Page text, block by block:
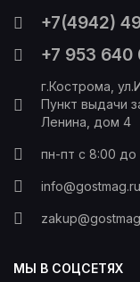
+7(4942)
+7 953 640
г.Кострома,
Пункт выдачи
Ленина, дом 4
пн-пт с 8:00 до
info@gostmag.ru
МЫ В СОЦСЕТЯХ